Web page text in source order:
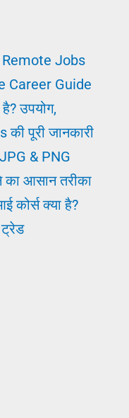
Remote Jobs
Career Guide
उपयोग,
पूरी जानकारी
& PNG
आसान तरीका
कोर्स क्या है?